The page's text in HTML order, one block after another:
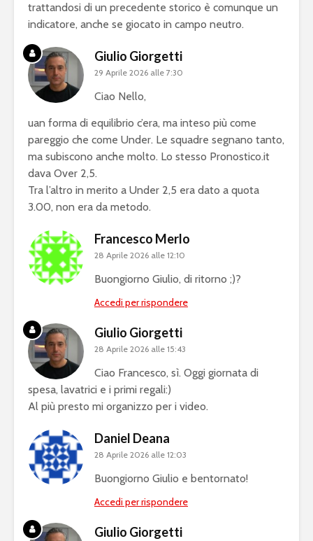
trattandosi di un precedente storico è comunque un
indicatore, anche se giocato in campo neutro.
Giulio Giorgetti
29 Aprile 2026 alle 7:30
Ciao Nello,
uan forma di equilibrio c’era, ma inteso più come
pareggio che come Under. Le squadre segnano tanto,
ma subiscono anche molto. Lo stesso Pronostico.it
dava Over 2,5.
Tra l’altro in merito a Under 2,5 era dato a quota
3.00, non era da metodo.
Francesco Merlo
28 Aprile 2026 alle 12:10
Buongiorno Giulio, di ritorno ;)?
Accedi per rispondere
Giulio Giorgetti
28 Aprile 2026 alle 15:43
Ciao Francesco, sì. Oggi giornata di
spesa, lavatrici e i primi regali:)
Al più presto mi organizzo per i video.
Daniel Deana
28 Aprile 2026 alle 12:03
Buongiorno Giulio e bentornato!
Accedi per rispondere
Giulio Giorgetti